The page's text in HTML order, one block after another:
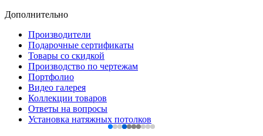
Дополнительно
Производители
Подарочные сертификаты
Товары со скидкой
Производство по чертежам
Портфолио
Видео галерея
Коллекции товаров
Ответы на вопросы
Установка натяжных потолков